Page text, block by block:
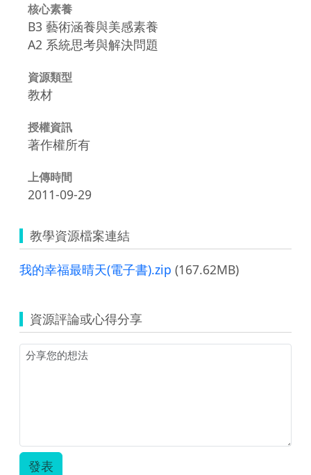
核心素養
B3 藝術涵養與美感素養
A2 系統思考與解決問題
資源類型
教材
授權資訊
著作權所有
上傳時間
2011-09-29
教學資源檔案連結
我的幸福最晴天(電子書).zip (167.62MB)
資源評論或心得分享
發表